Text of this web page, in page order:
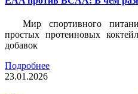
Мир спортивного
простых протеиновых
добавок
Подробнее
23.01.2026